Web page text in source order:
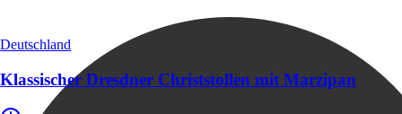
Deutschland
Klassischer Dresdner Christstollen mit Marzipan